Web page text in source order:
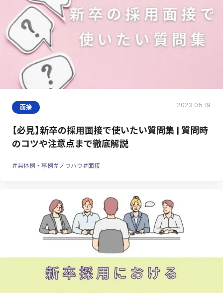
面接 2023.05.19
【必見】新卒の採用面接で使いたい質問集 | 質問時
のコツや注意点まで徹底解説
#具体例・事例#ノウハウ#面接